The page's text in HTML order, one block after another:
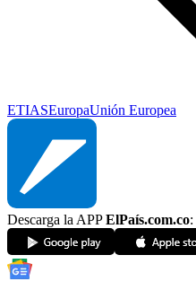
ETIASEuropaUnión Europea
Descarga la APPElPaís.com.co: